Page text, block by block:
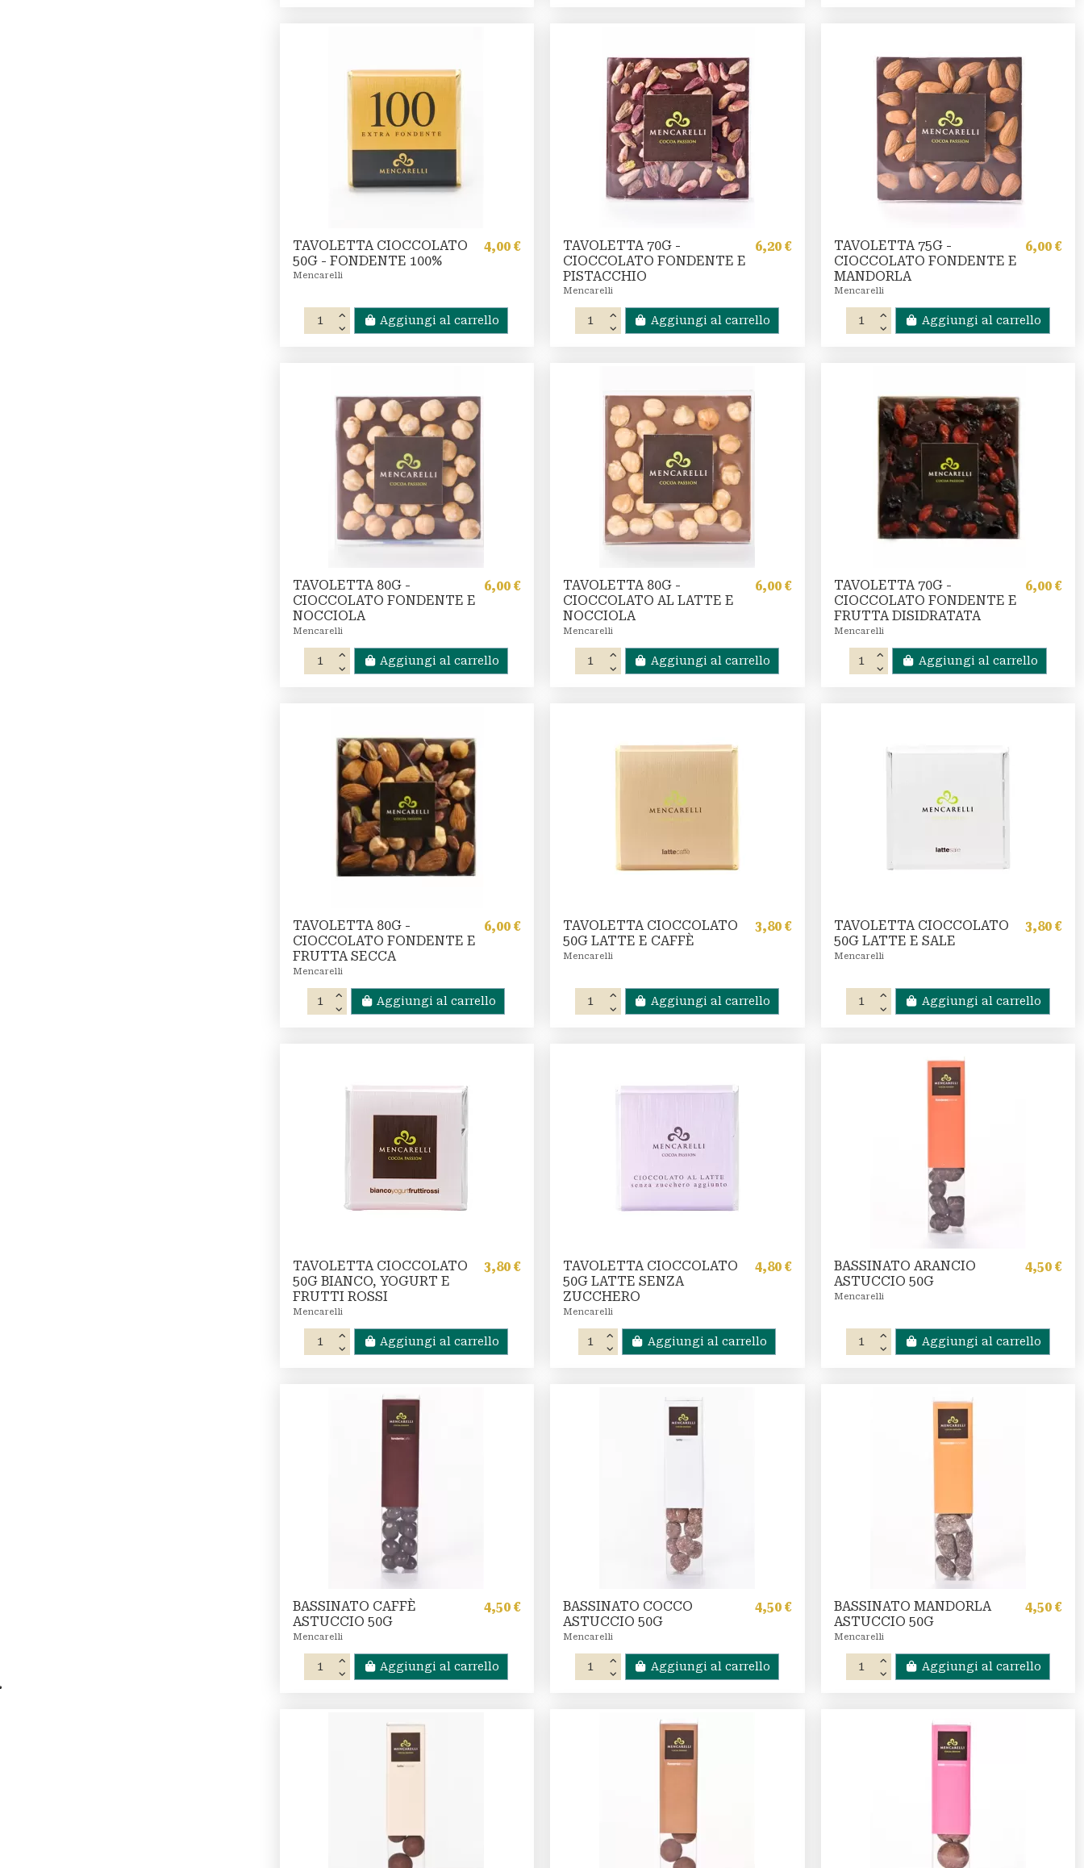
TAVOLETTA CIOCCOLATO
50G - FONDENTE 100%
Mencarelli
4,00 €
Aggiungi al carrello
TAVOLETTA 70G -
CIOCCOLATO FONDENTE E
PISTACCHIO
Mencarelli
6,20 €
Aggiungi al carrello
TAVOLETTA 75G -
CIOCCOLATO FONDENTE E
MANDORLA
Mencarelli
6,00 €
Aggiungi al carrello
TAVOLETTA 80G -
CIOCCOLATO FONDENTE E
NOCCIOLA
Mencarelli
6,00 €
Aggiungi al carrello
TAVOLETTA 80G -
CIOCCOLATO AL LATTE E
NOCCIOLA
Mencarelli
6,00 €
Aggiungi al carrello
TAVOLETTA 70G -
CIOCCOLATO FONDENTE E
FRUTTA DISIDRATATA
Mencarelli
6,00 €
Aggiungi al carrello
TAVOLETTA 80G -
CIOCCOLATO FONDENTE E
FRUTTA SECCA
Mencarelli
6,00 €
Aggiungi al carrello
TAVOLETTA CIOCCOLATO
50G LATTE E CAFFÈ
Mencarelli
3,80 €
Aggiungi al carrello
TAVOLETTA CIOCCOLATO
50G LATTE E SALE
Mencarelli
3,80 €
Aggiungi al carrello
TAVOLETTA CIOCCOLATO
50G BIANCO, YOGURT E
FRUTTI ROSSI
Mencarelli
3,80 €
Aggiungi al carrello
TAVOLETTA CIOCCOLATO
50G LATTE SENZA
ZUCCHERO
Mencarelli
4,80 €
Aggiungi al carrello
BASSINATO ARANCIO
ASTUCCIO 50G
Mencarelli
4,50 €
Aggiungi al carrello
BASSINATO CAFFÈ
ASTUCCIO 50G
Mencarelli
4,50 €
Aggiungi al carrello
BASSINATO COCCO
ASTUCCIO 50G
Mencarelli
4,50 €
Aggiungi al carrello
BASSINATO MANDORLA
ASTUCCIO 50G
Mencarelli
4,50 €
Aggiungi al carrello